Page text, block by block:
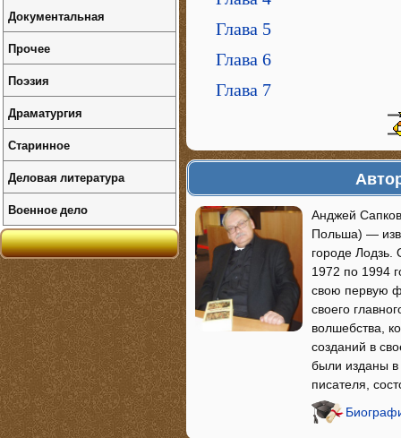
Глава 5
Глава 6
Глава 7
Анджей
Польша) —
городе Лодзь.
1972 по 1994
свою первую
своего
волшебства,
созданий в
были изданы в
писателя,
Документальная
Прочее
Поэзия
Драматургия
Старинное
Деловая литература
Военное дело